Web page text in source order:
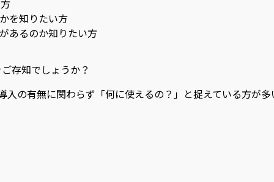
を知りたい方
あるのか知りたい方
存知でしょうか？
の有無に関わらず「何に使えるの？」と捉えている方が